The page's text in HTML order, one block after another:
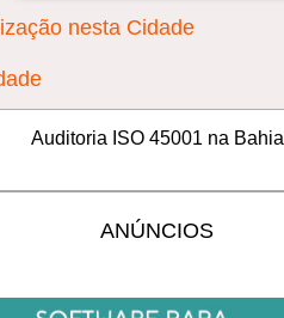
nesta Cidade
Auditoria ISO 45001 na Bahia
ANÚNCIOS